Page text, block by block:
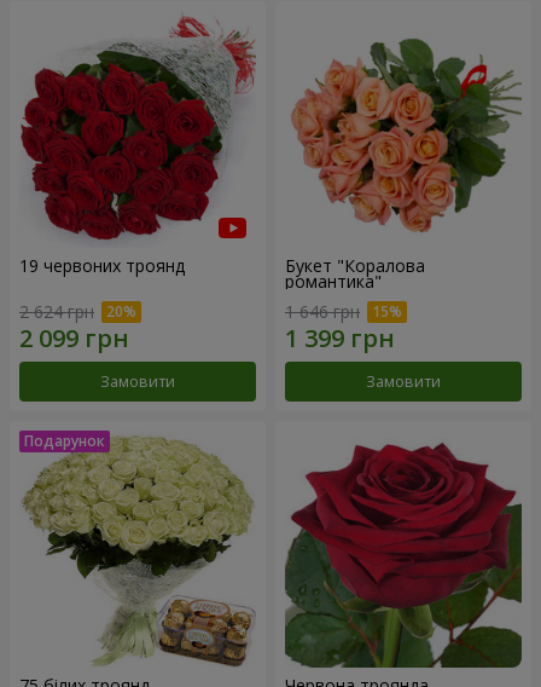
19 червоних троянд
2 624 грн
Замовити
Букет "Коралова
романтика"
1 646 грн
Замовити